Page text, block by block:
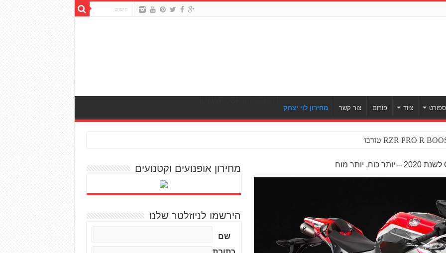
ספורט ציוד פורום צור קשר מחירון לוי יצחק
מחירון אופנועים וקטנועים
הירשמו לניוזלטר שלנו
שם